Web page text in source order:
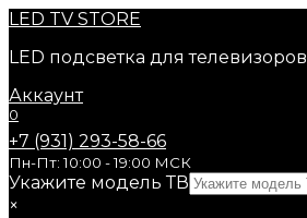
Перейти
содержанию
LED TV STORE
LED подсветка для телевизоров
Аккаунт
0
+7 (931) 293-58-66
Пн-Пт: 10:00 - 19:00 МСК
Укажите модель ТВ
×